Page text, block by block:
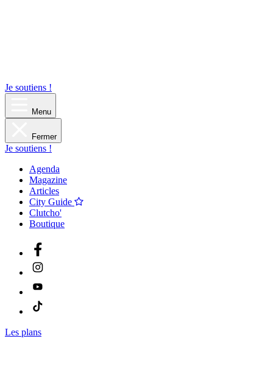
Je soutiens !
Menu
Fermer
Je soutiens !
Agenda
Magazine
Articles
City Guide
Clutcho'
Boutique
Les plans